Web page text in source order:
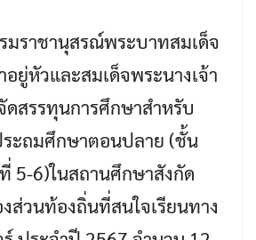
มราชานุสรณ์พระบาทสมเด็จ
อยู่หัวและสมเด็จพระนางเจ้า
ดสรรทุนการศึกษาสำหรับ
ะถมศึกษาตอนปลาย (ชั้น
5-6)ในสถานศึกษาสังกัด
ส่วนท้องถิ่นที่สนใจเรียนทาง